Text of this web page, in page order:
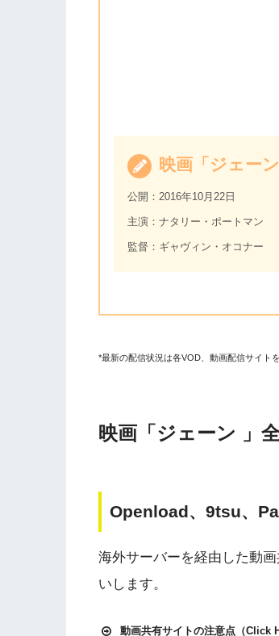
映画「ジェー
公開：2016年10月22日
主演：ナタリー・ポートマン
監督：ギャヴィン・オコナー
*最新の配信状況は各VOD、動画配信サイト
映画「ジェーン 」
Openload、9tsu、
海外サーバーを経由した動
いします。
動画共有サイトの注意点（Click